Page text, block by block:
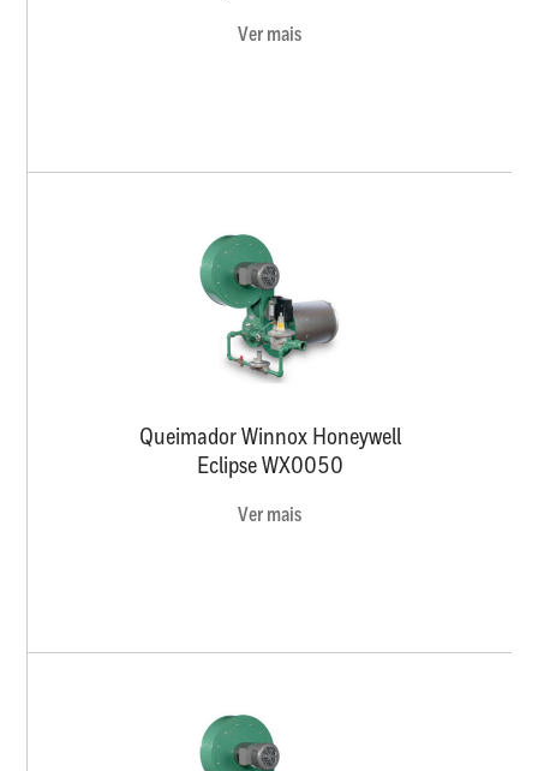
Ver mais
Queimador Winnox Honeywell
Eclipse WX0050
Ver mais